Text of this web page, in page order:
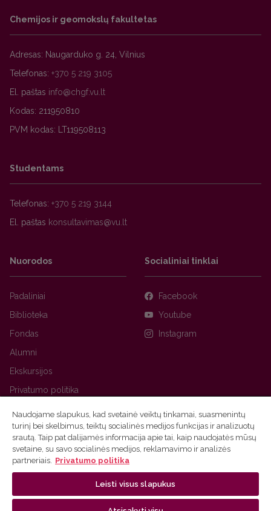
Chemijos ir geomokslų fakultetas
Adresas: Naugarduko g. 24, Vilnius
Telefonas: +370 5 219 3105
El. paštas
Kodas: 211950810
PVM kodas: LT119508113
Studentams
Telefonas: +370 5 219 3144
El. paštas
Nuorodos
Padaliniai
Biblioteka
Fondas
Alumni
Ekskursijos
Privatumo politika
Socialiniai tinklai
Facebook
Youtube
Instagram
Ⓒ 2026 Vilniaus universitetas Tinklalapio administratorius
Naudojame slapukus, kad svetainė veiktų tinkamai, suasmenintų
turinį bei skelbimus, teiktų socialinės medijos funkcijas ir analizuotų
srautą. Taip pat dalijamės informacija apie tai, kaip naudojatės mūsų
svetaine, su savo socialinės medijos, reklamavimo ir analizės
partneriais. Privatumo politika
Leisti visus slapukus